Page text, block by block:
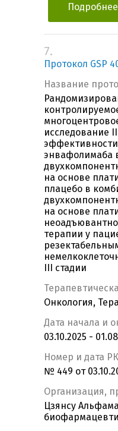
Подробнее
7.
Протокол GSP
Название
исследование
энвафолимаба
на основе
плацебо в
на основе
терапии у
III стадии
Онкология,
Дата начала и
03.10.2025 -
Номер и дата
№ 449 от
Организация,
Цзянсу